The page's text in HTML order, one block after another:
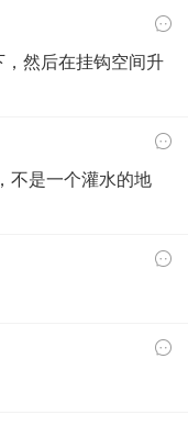
然后在挂钩空间升
不是一个灌水的地